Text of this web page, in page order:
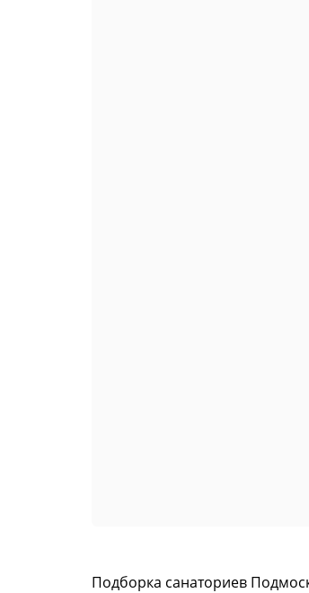
Подборка санаториев